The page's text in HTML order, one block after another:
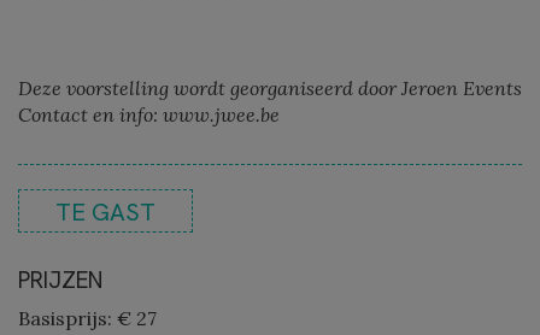
Deze voorstelling wordt georganiseerd door Jeroen Events
Contact en info: www.jwee.be
TE GAST
PRIJZEN
Basisprijs: € 27